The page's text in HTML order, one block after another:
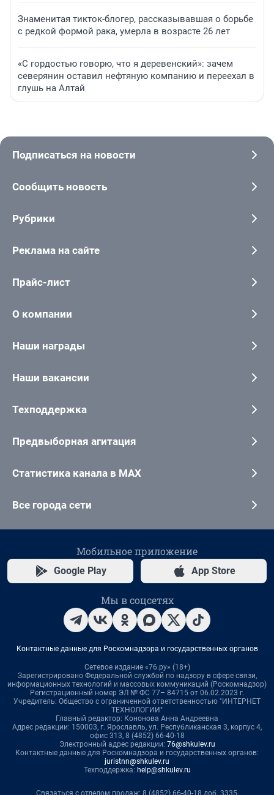
Знаменитая тикток-блогер, рассказывавшая о борьбе
с редкой формой рака, умерла в возрасте 26 лет
«С гордостью говорю, что я деревенский»: зачем
северянин оставил нефтяную компанию и переехал в
глушь на Алтай
Подписаться на новости
Сообщить новость
Рубрики
Реклама на сайте
Прайс-лист
О компании
Наши награды
Наши вакансии
Техподдержка
Предвыборная агитация
Статистика канала в MAX
Все города сети
Мобильное приложение
Google Play App Store
Мы в соцсетях
Контактные данные для Роскомнадзора и государственных органов
Сетевое издание «76.ру» (18+)
Зарегистрировано Федеральной службой по надзору в сфере связи,
информационных технологий и массовых коммуникаций (Роскомнадзор)
Регистрационный номер ЭЛ № ФС 77– 84715 от 06.02.2023 г.
Учредитель: Общество с ограниченной ответственностью "ИНТЕРНЕТ
ТЕХНОЛОГИИ"
Главный редактор: Кононова Анна Андреевна
Адрес редакции: 150003, г. Ярославль, ул. Республиканская 3, корпус 4,
офис 313, 8 (4852) 66-40-18
Электронный адрес редакции: 76@shkulev.ru
Контактные данные для Роскомнадзора и государственных органов:
juristnn@shkulev.ru
Техподдержка: help@shkulev.ru
Связаться с отделом продаж: 8 (4852) 66-40-18 доб. 3335,